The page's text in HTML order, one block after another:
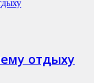
отдыху